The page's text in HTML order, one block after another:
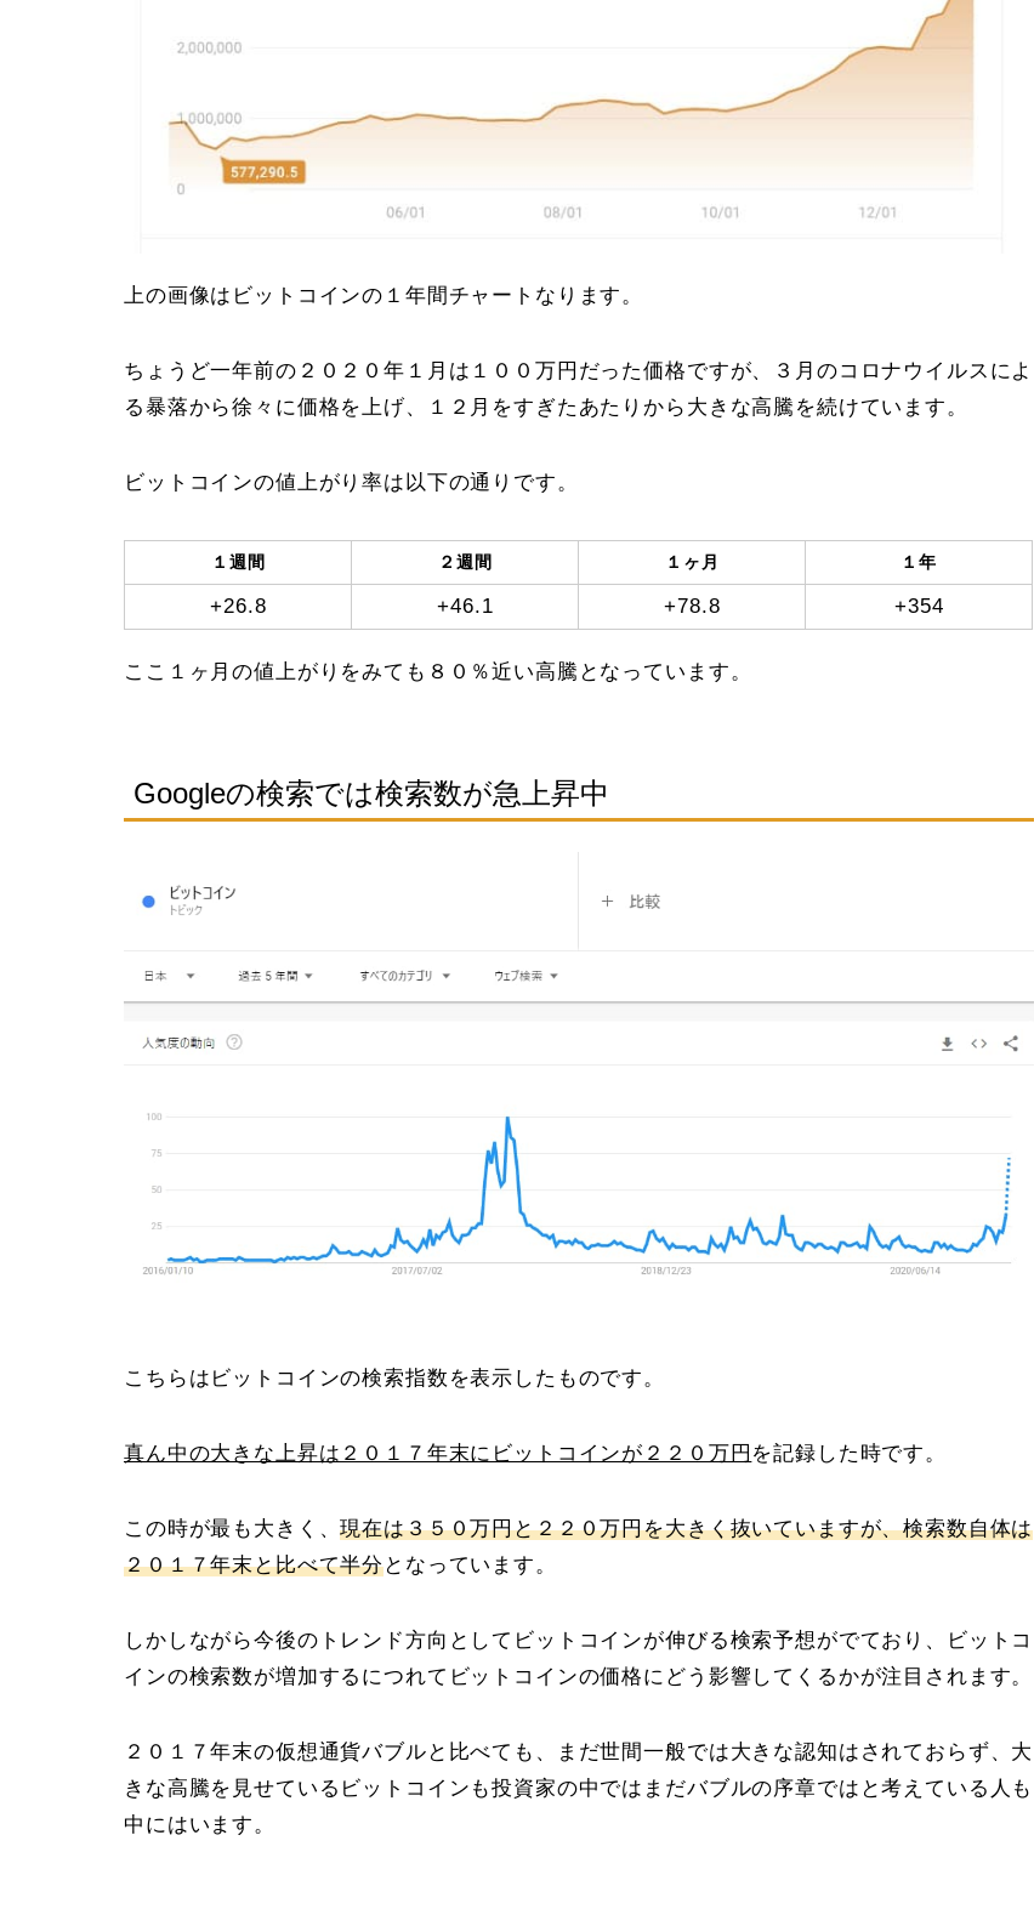
上の画像はビットコインの１年間チャートなります。
ちょうど一年前の２０２０年１月は１００万円だった価格ですが、３月のコロナウイルスによ
る暴落から徐々に価格を上げ、１２月をすぎたあたりから大きな高騰を続けています。
ビットコインの値上がり率は以下の通りです。
１週間 ２週間 １ヶ月 １年
+26.8 +46.1 +78.8 +354
ここ１ヶ月の値上がりをみても８０％近い高騰となっています。
Googleの検索では検索数が急上昇中
こちらはビットコインの検索指数を表示したものです。
真ん中の大きな上昇は２０１７年末にビットコインが２２０万円 を記録した時です。
この時が最も大きく、現在は３５０万円と２２０万円を大きく抜いていますが、検索数自体は
２０１７年末と比べて半分となっています。
しかしながら今後のトレンド方向としてビットコインが伸びる検索予想がでており、ビットコ
インの検索数が増加するにつれてビットコインの価格にどう影響してくるかが注目されます。
２０１７年末の仮想通貨バブルと比べても、まだ世間一般では大きな認知はされておらず、大
きな高騰を見せているビットコインも投資家の中ではまだバブルの序章ではと考えている人も
中にはいます。